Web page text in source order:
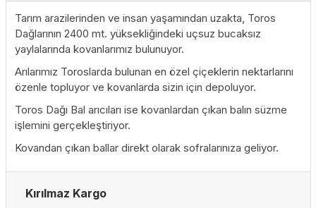
Tarım arazilerinden ve insan yaşamından uzakta, Toros
Dağlarının 2400 mt. yüksekliğindeki uçsuz bucaksız
yaylalarında kovanlarımız bulunuyor.
Arılarımız Toroslarda bulunan en özel çiçeklerin nektarlarını
özenle topluyor ve kovanlarda sizin için depoluyor.
Toros Dağı Bal arıcıları ise kovanlardan çıkan balın süzme
işlemini gerçekleştiriyor.
Kovandan çıkan ballar direkt olarak sofralarınıza geliyor.
Kırılmaz Kargo